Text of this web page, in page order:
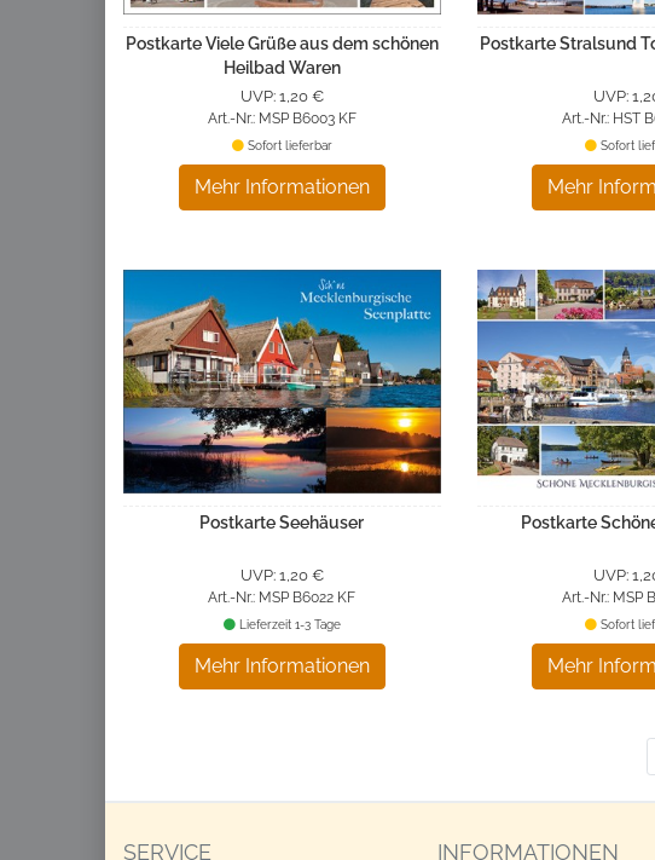
Postkarte Viele Grüße aus dem schönen
Heilbad Waren
UVP: 1,20 €
Art.-Nr.: MSP B6003 KF
Mehr Informationen
Sofort lieferbar
Postkarte Stralsund
UVP:
Art.-Nr.: HST
Mehr
Sofort
Postkarte Seehäuser
UVP: 1,20 €
Art.-Nr.: MSP B6022 KF
Mehr Informationen
Lieferzeit 1-3 Tage
Postkarte
UVP:
Art.-Nr.: MSP
Mehr
Sofort
SERVICE INFORMATIONEN